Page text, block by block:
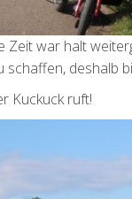
Zeit war halt
schaffen, deshalb
Kuckuck ruft!